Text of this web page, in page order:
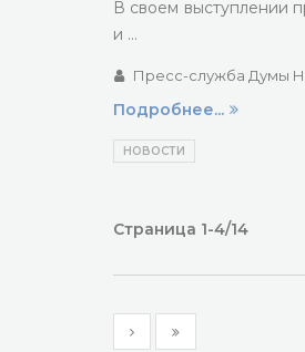
В своем выступлении
и …
Пресс-служба Думы
Подробнее...
НОВОСТИ
Страница 1-4/14